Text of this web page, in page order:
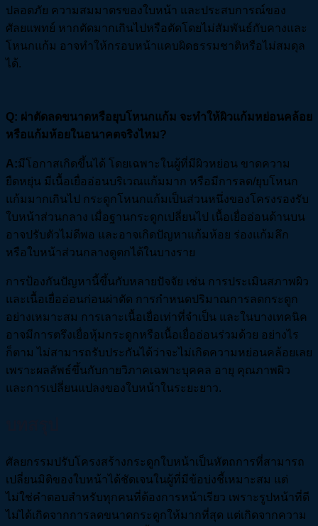
ปลอดภัย ความสมมาตรของใบหน้า และประสบการณ์ของ
ศัลยแพทย์ หากตัดมากเกินไปหรือตัดโดยไม่สัมพันธ์กับคางและ
โหนกแก้ม อาจทำให้กรอบหน้าแคบผิดธรรมชาติหรือไม่สมดุล
ได้.
Q: ผ่าตัดลดขนาดหรือยุบโหนกแก้ม จะทำให้ผิวแก้มหย่อนคล้อย
หรือแก้มห้อยในอนาคตจริงไหม?
A:มีโอกาสเกิดขึ้นได้ โดยเฉพาะในผู้ที่มีผิวหย่อน ขาดความ
ยืดหยุ่น มีเนื้อเยื่ออ่อนบริเวณแก้มมาก หรือมีการลด/ยุบโหนก
แก้มมากเกินไป กระดูกโหนกแก้มเป็นส่วนหนึ่งของโครงรองรับ
ใบหน้าส่วนกลาง เมื่อฐานกระดูกเปลี่ยนไป เนื้อเยื่ออ่อนด้านบน
อาจปรับตัวไม่ดีพอ และอาจเกิดปัญหาแก้มห้อย ร่องแก้มลึก
หรือใบหน้าส่วนกลางดูตกได้ในบางราย
การป้องกันปัญหานี้ขึ้นกับหลายปัจจัย เช่น การประเมินสภาพผิว
และเนื้อเยื่ออ่อนก่อนผ่าตัด การกำหนดปริมาณการลดกระดูก
อย่างเหมาะสม การเลาะเนื้อเยื่อเท่าที่จำเป็น และในบางเทคนิค
อาจมีการตรึงเยื่อหุ้มกระดูกหรือเนื้อเยื่ออ่อนร่วมด้วย อย่างไร
ก็ตาม ไม่สามารถรับประกันได้ว่าจะไม่เกิดความหย่อนคล้อยเลย
เพราะผลลัพธ์ขึ้นกับกายวิภาคเฉพาะบุคคล อายุ คุณภาพผิว
และการเปลี่ยนแปลงของใบหน้าในระยะยาว.
ศัลยกรรมปรับโครงสร้างกระดูกใบหน้าเป็นหัตถการที่สามารถ
เปลี่ยนมิติของใบหน้าได้ชัดเจนในผู้ที่มีข้อบ่งชี้เหมาะสม แต่
ไม่ใช่คำตอบสำหรับทุกคนที่ต้องการหน้าเรียว เพราะรูปหน้าที่ดี
ไม่ได้เกิดจากการลดขนาดกระดูกให้มากที่สุด แต่เกิดจากความ